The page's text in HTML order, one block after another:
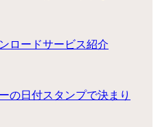
ロードサービス紹介
の日付スタンプで決まり